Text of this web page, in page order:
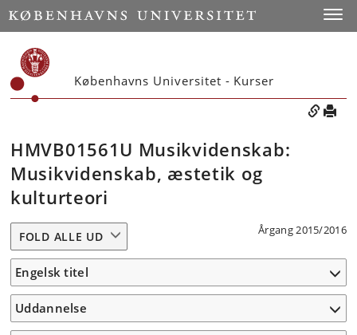
Københavns Universitet - Kurser
HMVB01561U Musikvidenskab:
Musikvidenskab, æstetik og
kulturteori
Årgang 2015/2016
FOLD ALLE UD
Engelsk titel
Uddannelse